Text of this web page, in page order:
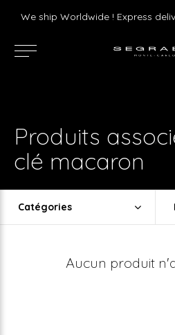
Produits
clé macaron
Catégories
Aucun produit